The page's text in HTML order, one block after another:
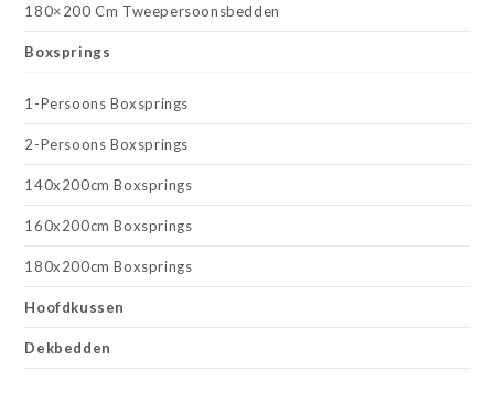
180×200 Cm Tweepersoonsbedden
Boxsprings
1-Persoons Boxsprings
2-Persoons Boxsprings
140x200cm Boxsprings
160x200cm Boxsprings
180x200cm Boxsprings
Hoofdkussen
Dekbedden